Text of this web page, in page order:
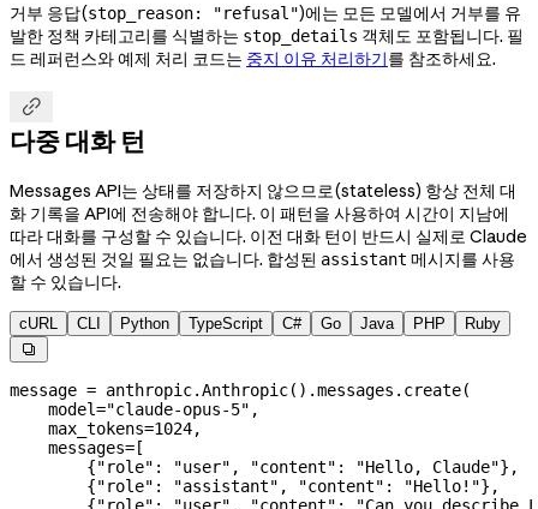
거부 응답(stop_reason: "refusal")에는 모든 모델에서 거부를 유
발한 정책 카테고리를 식별하는 stop_details 객체도 포함됩니다. 필
드 레퍼런스와 예제 처리 코드는 중지 이유 처리하기를 참조하세요.

다중 대화 턴
Messages API는 상태를 저장하지 않으므로(stateless) 항상 전체 대
화 기록을 API에 전송해야 합니다. 이 패턴을 사용하여 시간이 지남에
따라 대화를 구성할 수 있습니다. 이전 대화 턴이 반드시 실제로 Claude
에서 생성된 것일 필요는 없습니다. 합성된 assistant 메시지를 사용
할 수 있습니다.
cURL CLI Python TypeScript C# Go Java PHP Ruby

message = anthropic.Anthropic().messages.create(
    model
="claude-opus-5" ,
    max_tokens
=1024,
    messages
=[
        {
"role" : "user" , "content" : "Hello, Claude"},
        {
"role" : "assistant" , "content" : "Hello!"},
        {
"role" : "user" , "content" :
"Can you describe